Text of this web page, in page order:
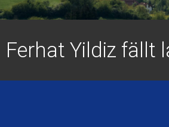
Ferhat Yildiz fällt